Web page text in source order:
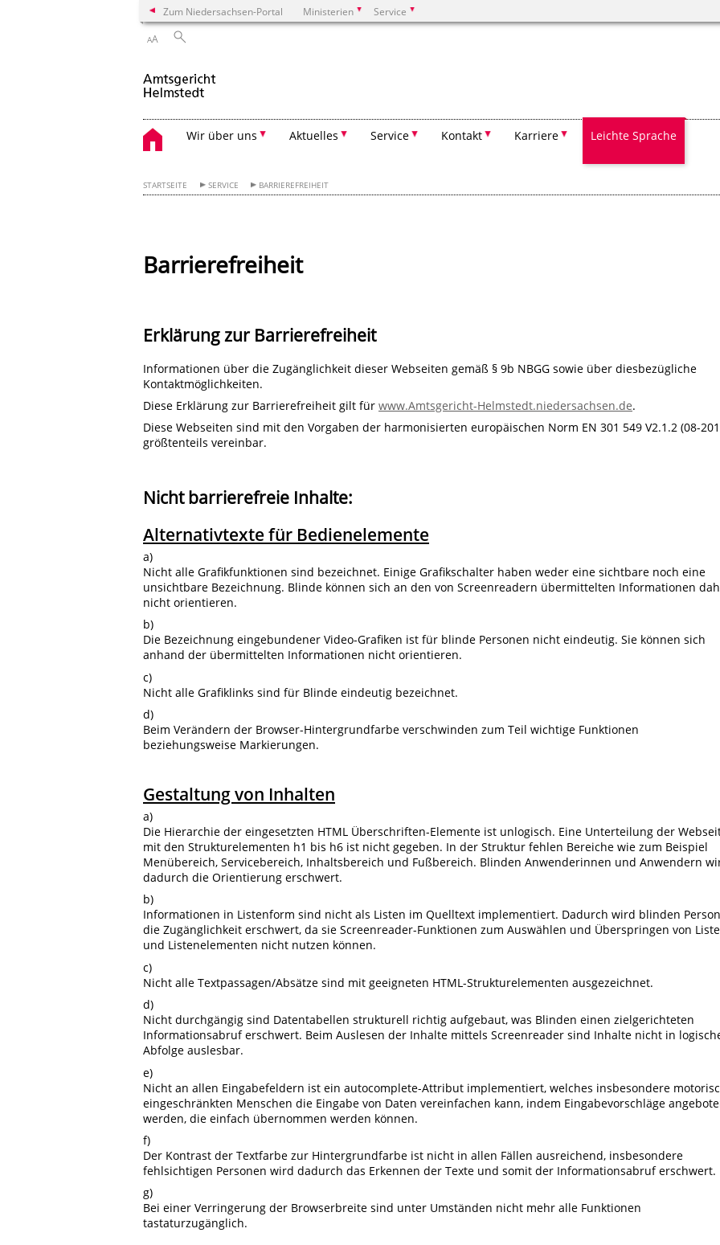
Zum Niedersachsen-Portal Ministerien Service
AA
Wir über uns Aktuelles Service Kontakt Karriere Leichte Sprache
STARTSEITE SERVICE BARRIEREFREIHEIT
Barrierefreiheit
Erklärung zur Barrierefreiheit
Informationen über die Zugänglichkeit dieser Webseiten gemäß § 9b NBGG sowie über diesbezügliche
Kontaktmöglichkeiten.
Diese Erklärung zur Barrierefreiheit gilt für www.Amtsgericht-Helmstedt.niedersachsen.de.
Diese Webseiten sind mit den Vorgaben der harmonisierten europäischen Norm EN 301 549 V2.1.2 (08-
größtenteils vereinbar.
Nicht barrierefreie Inhalte:
Alternativtexte für Bedienelemente
a)
Nicht alle Grafikfunktionen sind bezeichnet. Einige Grafikschalter haben weder eine sichtbare noch eine
unsichtbare Bezeichnung. Blinde können sich an den von Screenreadern übermittelten Informationen
nicht orientieren.
b)
Die Bezeichnung eingebundener Video-Grafiken ist für blinde Personen nicht eindeutig. Sie können sich
anhand der übermittelten Informationen nicht orientieren.
c)
Nicht alle Grafiklinks sind für Blinde eindeutig bezeichnet.
d)
Beim Verändern der Browser-Hintergrundfarbe verschwinden zum Teil wichtige Funktionen
beziehungsweise Markierungen.
Gestaltung von Inhalten
a)
Die Hierarchie der eingesetzten HTML Überschriften-Elemente ist unlogisch. Eine Unterteilung der
mit den Strukturelementen h1 bis h6 ist nicht gegeben. In der Struktur fehlen Bereiche wie zum Beispiel
Menübereich, Servicebereich, Inhaltsbereich und Fußbereich. Blinden Anwenderinnen und Anwendern
dadurch die Orientierung erschwert.
b)
Informationen in Listenform sind nicht als Listen im Quelltext implementiert. Dadurch wird blinden
die Zugänglichkeit erschwert, da sie Screenreader-Funktionen zum Auswählen und Überspringen von
und Listenelementen nicht nutzen können.
c)
Nicht alle Textpassagen/Absätze sind mit geeigneten HTML-Strukturelementen ausgezeichnet.
d)
Nicht durchgängig sind Datentabellen strukturell richtig aufgebaut, was Blinden einen zielgerichteten
Informationsabruf erschwert. Beim Auslesen der Inhalte mittels Screenreader sind Inhalte nicht in
Abfolge auslesbar.
e)
Nicht an allen Eingabefeldern ist ein autocomplete-Attribut implementiert, welches insbesondere
eingeschränkten Menschen die Eingabe von Daten vereinfachen kann, indem Eingabevorschläge
werden, die einfach übernommen werden können.
f)
Der Kontrast der Textfarbe zur Hintergrundfarbe ist nicht in allen Fällen ausreichend, insbesondere
fehlsichtigen Personen wird dadurch das Erkennen der Texte und somit der Informationsabruf erschwert.
g)
Bei einer Verringerung der Browserbreite sind unter Umständen nicht mehr alle Funktionen
tastaturzugänglich.